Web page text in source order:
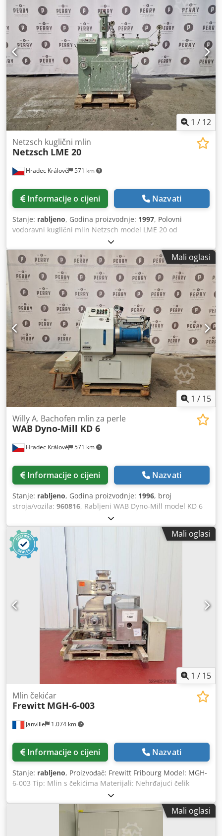
1 / 12
Hradec Králové 571 km
Netzsch kuglični mlin
Netzsch LME 20
Informacije o cijeni Nazvati
Stanje: rabljeno, Godina proizvodnje: 1997, Polovni
vodoravni kuglični mlin Netzsch model LME 20 od
nehrđajućeg čelika. Obložena komora za mljevenje od
nehrđajućeg čelika ima kapacitet cca 21,2 litre. Osovina je
opremljena s 12 brusnih diskova i pogonjena je remenom
od el. motora 18,5 kW, s podesivom brzinom 700 – 1400
o/min. Odvajanje kuglica pomoću sita. Uključuje integrirani
upravljački panel i elektro-ormar. Crjdpfx Aoxlb Hmen Tjf
Mali oglasi
1 / 15
Hradec Králové 571 km
Willy A. Bachofen mlin za perle
WAB Dyno-Mill KD 6
Informacije o cijeni Nazvati
Stanje: rabljeno, Godina proizvodnje: 1996, broj
stroja/vozila: 960816, Rabljeni WAB Dyno-Mill model KD 6
(6) horizontalni mlin za bisere. Komora za mljevenje od
nehrđajućeg čelika je opremljena duplikacijom i ima
zapreminu od cca 6 litara, maksimalni tlak u komori je 2
bara pri maksimalnoj temperaturi od 80°C. Duplikacija ima
max tlak od 8 bara, minimalnu temperaturu rashladne
vode -20 °C. Osovina je opremljena (6) poliuretanskim
brusnim pločama i pokreće se električnim remenom.
motorom EExe eII T3 10 kW, 1465 o/min, 50 Hz., periferna
brzina diskova 10 m/s. Osovina je zabrtvljena pomoću
mehaničke brtve. Odvajanje mljevenja (kuglica) pomoću
proreza. Sadrži integriranu upravljačku ploču i razvodnu
ploču s elementima za napajanje. Crsdpfeun S S Eex An
Mali oglasi
1 / 15
Janville 1.074 km
Mlin čekićar
Frewitt MGH-6-003
Informacije o cijeni Nazvati
Stanje: rabljeno, Proizvođač: Frewitt Fribourg Model: MGH-
6-003 Tip: Mlin s čekićima Materijali: Nehrđajući čelik
Klasifikacija: ATEX Motor Felten & Guilleaume: 4 kW
Rotorno mlinsko oruđe: 260 mm Dubina komore za
mljevenje: 19 cm Izlaz proizvoda: Ø 250 mm Csdpfx Aoy
Ihdton Terf Ulaz proizvoda -> Rotacioni ventil: Frewitt DR
Mali oglasi